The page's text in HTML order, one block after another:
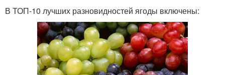
В ТОП-10 лучших разновидностей ягоды включены: